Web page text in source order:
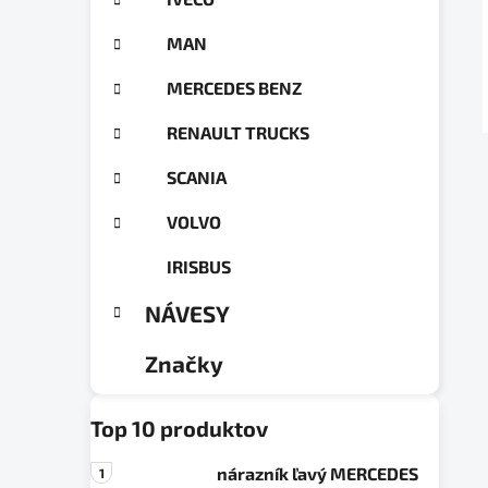
MAN
MERCEDES BENZ
RENAULT TRUCKS
SCANIA
VOLVO
IRISBUS
NÁVESY
Značky
Top 10 produktov
nárazník ľavý MERCEDES